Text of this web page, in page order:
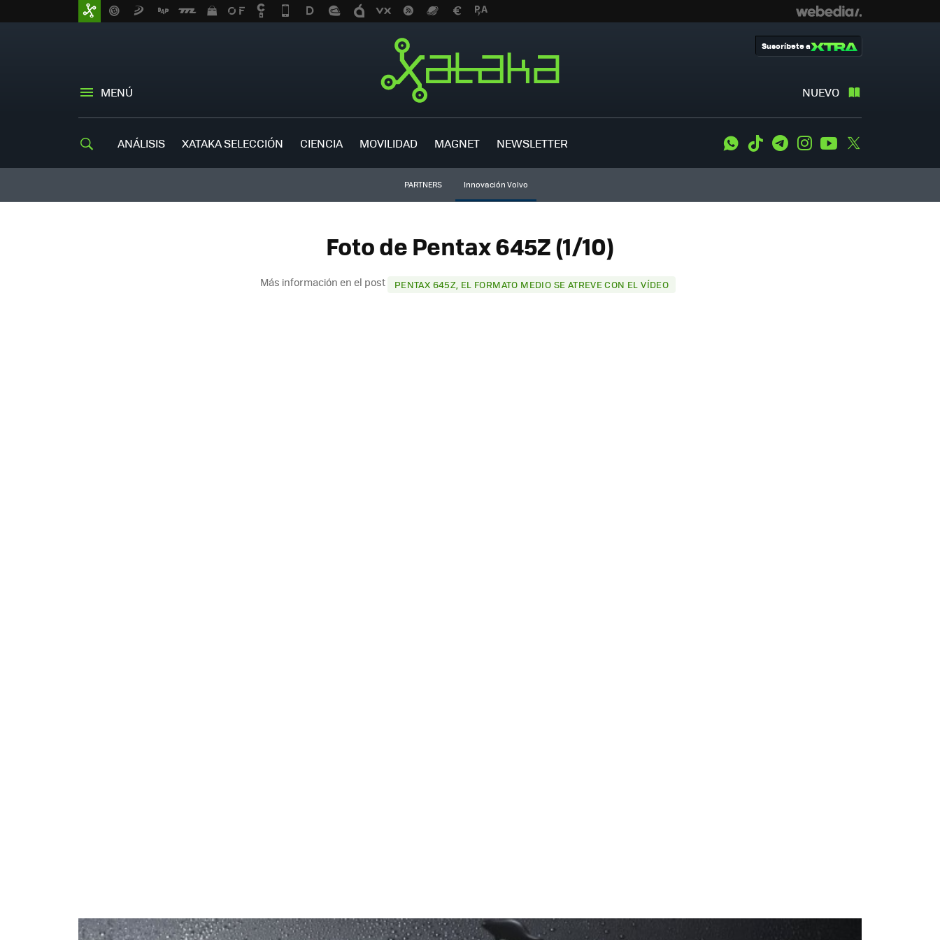
MENÚ NUEVO
Suscríbete a
ANÁLISIS XATAKA SELECCIÓN CIENCIA MOVILIDAD MAGNET NEWSLETTER WhatsApp
Tiktok TelegramInstagramYoutube
PARTNERS Innovación Volvo
Foto de Pentax 645Z (1/10)
Más información en el post PENTAX 645Z, EL FORMATO MEDIO SE ATREVE CON EL VÍDEO